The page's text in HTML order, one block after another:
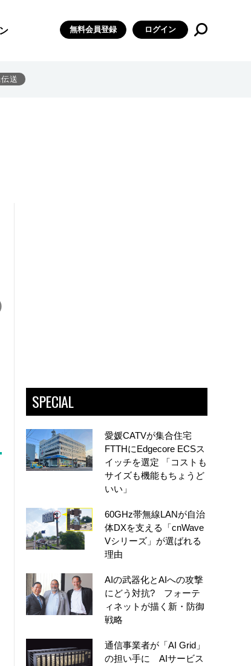
無料会員登録 ログイン
送
SPECIAL
愛媛CATVが集合住宅
FTTHにEdgecore ECSス
イッチを選定 「コストも
サイズも機能もちょうど
いい」
60GHz帯無線LANが自治
体DXを支える「cnWave
Vシリーズ」が選ばれる
理由
AIの武器化とAIへの攻撃
にどう対抗? フォーテ
ィネットが描く新・防御
戦略
通信事業者が「AI Grid」
の担い手に AIサービス